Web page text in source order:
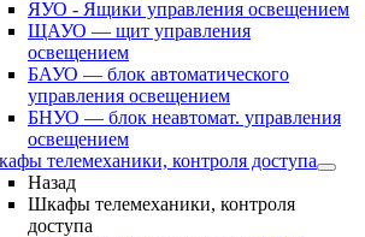
ЯУО - Ящики управления освещением
ЩАУО — щит управления
освещением
БАУО — блок автоматического
управления освещением
БНУО — блок неавтомат. управления
освещением
телемеханики, контроля доступа
Назад
Шкафы телемеханики, контроля
доступа